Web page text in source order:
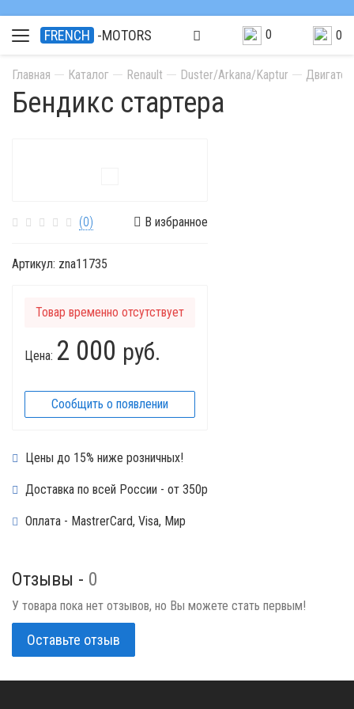
FRENCH -MOTORS 0 0
Главная Каталог Renault Duster/Arkana/Kaptur
Бендикс стартера
(0) В избранное
Артикул: znа11735
Товар временно отсутствует
Цена: 2 000 руб.
Сообщить о появлении
Цены до 15% ниже розничных!
Доставка по всей России - от 350р
Оплата - MastrerCard, Visa, Мир
Отзывы - 0
У товара пока нет отзывов, но Вы можете стать первым!
Оставьте отзыв